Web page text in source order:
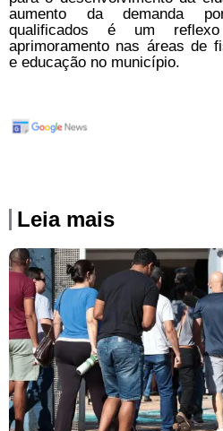
aumento da demanda
qualificados é um
aprimoramento nas áreas de
e educação no município.
Leia mais